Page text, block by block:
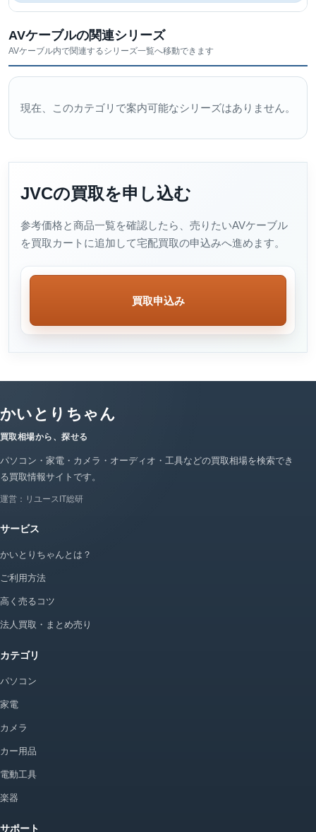
AVケーブルの関連シリーズ
AVケーブル内で関連するシリーズ一覧へ移動できます
現在、このカテゴリで案内可能なシリーズはありません。
JVCの買取を申し込む
参考価格と商品一覧を確認したら、売りたいAVケーブル
を買取カートに追加して宅配買取の申込みへ進めます。
買取申込み
かいとりちゃん
買取相場から、探せる
パソコン・家電・カメラ・オーディオ・工具などの買取相場を検索でき
る買取情報サイトです。
運営：リユースIT総研
サービス
かいとりちゃんとは？
ご利用方法
高く売るコツ
法人買取・まとめ売り
カテゴリ
パソコン
家電
カメラ
カー用品
電動工具
楽器
サポート